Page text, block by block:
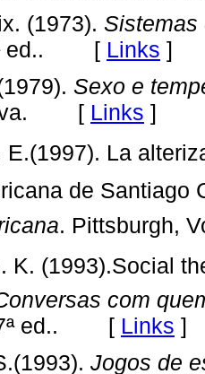
(1973). Sistemas
ed.. [ Links ]
Sexo e
[ Links ]
E.(1997). La
de Santiago
. Pittsburgh,
K. (1993).Social
com
ed.. [ Links ]
Jogos de